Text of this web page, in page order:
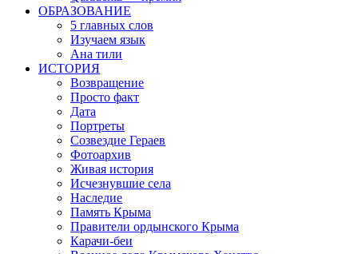
ОБРАЗОВАНИЕ
5 главных слов
Изучаем язык
Ана тили
ИСТОРИЯ
Возвращение
Просто факт
Дата
Портреты
Созвездие Гераев
Фотоархив
Живая история
Исчезнувшие села
Наследие
Память Крыма
Правители ордынского Крыма
Карачи-беи